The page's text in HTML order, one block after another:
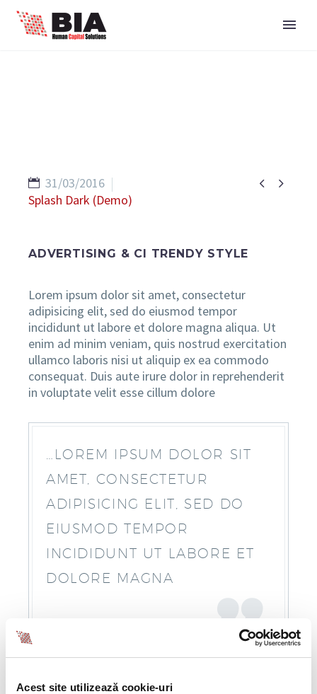
Acest site utilizează cookie-uri
EN
 
31/03/2016
Splash Dark (Demo)
ADVERTISING & CI TRENDY STYLE
Lorem ipsum dolor sit amet, consectetur
adipisicing elit, sed do eiusmod tempor
incididunt ut labore et dolore magna aliqua. Ut
enim ad minim veniam, quis nostrud exercitation
ullamco laboris nisi ut aliquip ex ea commodo
consequat. Duis aute irure dolor in reprehenderit
in voluptate velit esse cillum dolore
…LOREM IPSUM DOLOR SIT
AMET, CONSECTETUR
ADIPISICING ELIT, SED DO
EIUSMOD TEMPOR
INCIDIDUNT UT LABORE ET
DOLORE MAGNA
adipisicing elit, sed do eiusmod tempor